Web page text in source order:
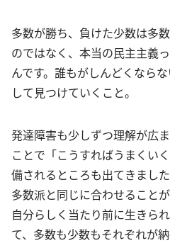
多数が勝ち、負けた少数は多
のではなく、本当の民主主義
んです。誰もがしんどくなら
して見つけていくこと。
発達障害も少しずつ理解が広
ことで「こうすればうまくい
備されるところも出てきました
多数派と同じに合わせること
自分らしく当たり前に生きら
て、多数も少数もそれぞれが